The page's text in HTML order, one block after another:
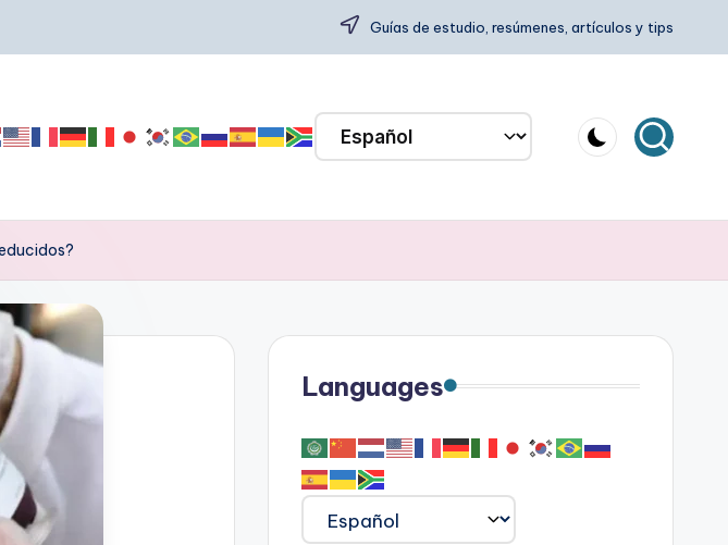
Guías de estudio, resúmenes, artículos y tips
Languages